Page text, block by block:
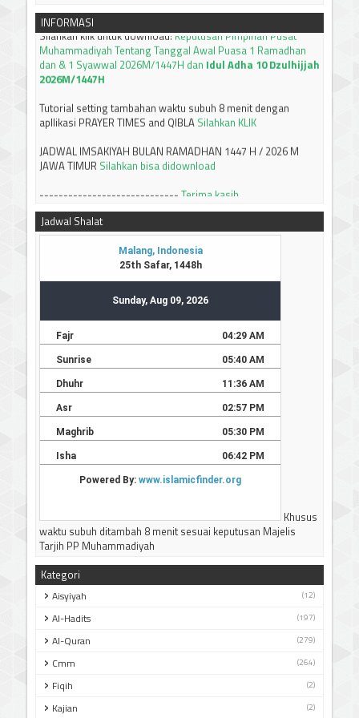
INFORMASI
Muhammadiyah Tentang Tanggal Awal Puasa 1 Ramadhan
dan & 1 Syawwal 2026M/1447H dan
2026M/1447H
Tutorial setting tambahan waktu subuh 8 menit dengan
apllikasi PRAYER TIMES and QIBLA
JADWAL IMSAKIYAH BULAN RAMADHAN 1447 H / 2026 M
JAWA TIMURSilahkan bisa didownload
-----------------------------Terima kasih
Jadwal Shalat
Khusus
waktu subuh ditambah 8 menit sesuai keputusan Majelis
Tarjih PP Muhammadiyah
Kategori
Aisyiyah (12)
Al-Hadits (197)
Al-Quran (279)
Cmm (264)
Fiqih (2)
Kajian (2)